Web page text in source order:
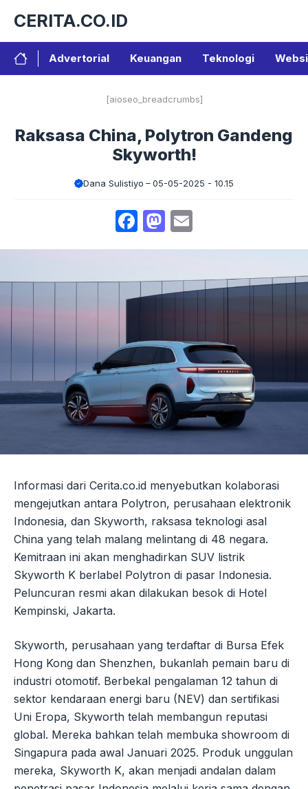
isi
CERITA.CO.ID
Advertorial Keuangan Teknologi
[aioseo_breadcrumbs]
Raksasa China, Polytron Gandeng
Skyworth!
Dana Sulistiyo 05-05-2025 - 10.15
Facebook
Mastodon
Informasi dari Cerita.co.id menyebutkan kolaborasi
mengejutkan antara Polytron, perusahaan elektronik
Indonesia, dan Skyworth, raksasa teknologi asal
China yang telah malang melintang di 48 negara.
Kemitraan ini akan menghadirkan SUV listrik
Skyworth K berlabel Polytron di pasar Indonesia.
Peluncuran resmi akan dilakukan besok di Hotel
Kempinski, Jakarta.
Skyworth, perusahaan yang terdaftar di Bursa Efek
Hong Kong dan Shenzhen, bukanlah pemain baru di
industri otomotif. Berbekal pengalaman 12 tahun di
sektor kendaraan energi baru (NEV) dan sertifikasi
Uni Eropa, Skyworth telah membangun reputasi
global. Mereka bahkan telah membuka showroom di
Singapura pada awal Januari 2025. Produk unggulan
mereka, Skyworth K, akan menjadi andalan dalam